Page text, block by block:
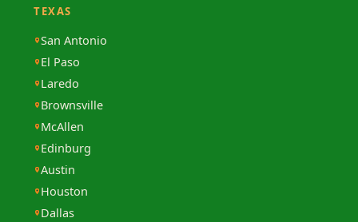
TEXAS
San Antonio
El Paso
Laredo
Brownsville
McAllen
Edinburg
Austin
Houston
Dallas